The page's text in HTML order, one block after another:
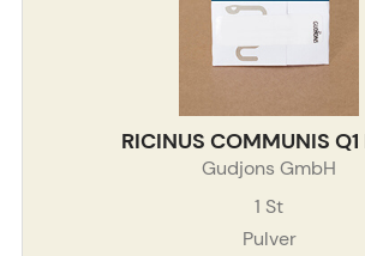
RICINUS COMMUNIS Q1
Gudjons GmbH
1 St
Pulver